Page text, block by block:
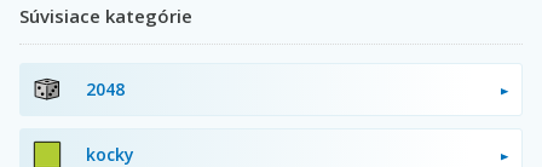
Súvisiace kategórie
2048
kocky